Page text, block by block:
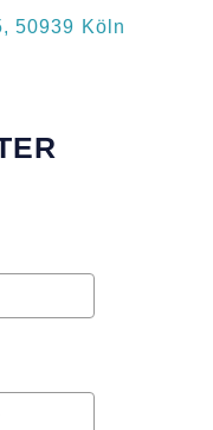
50939 Köln